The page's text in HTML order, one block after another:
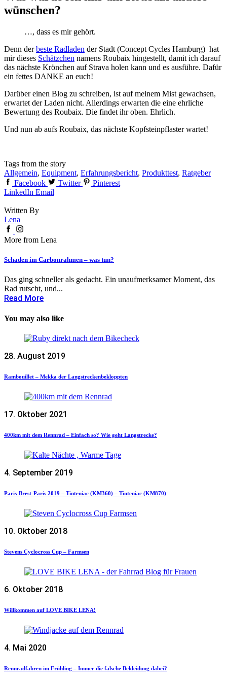
wünschen?
…, dass es mir gehört.
Denn derbeste Radladen der Stadt (Concept Cycles Hamburg) hat
mir dieses Schätzchen namens Roubaix hingestellt, damit ich darauf
das nächste Krönchen auf Strava holen kann und es ausführe. Dafür
ein fettes DANKE an euch!
Darüber einen Blog zu schreiben, ist auf meinem Mist gewachsen,
erwartet der Laden nicht. Allerdings erwarten die eine ehrliche
Bewertung des Roubaix. Die findet ihr oben. Ehrlich.
Und nun ab aufs Roubaix, das nächste Kopfsteinpflaster wartet!
Tags from the story
Allgemein, Equipment, Erfahrungsbericht, Produkttest, Ratgeber
Facebook
Twitter
Pinterest
LinkedIn Email
Written By
Lena
More from Lena
Schaden im Carbonrahmen – was tun?
Das ging schneller als gedacht. Ein unaufmerksamer Moment, das
Rad rutscht, und...
Read More
You may also like
28. August 2019
Rambouillet – Mekka der Langstreckenbekloppten
17. Oktober 2021
400km mit dem Rennrad – Einfach so? Wie geht Langstrecke?
4. September 2019
Paris-Brest-Paris 2019 – Tinteniac (KM360) – Tinteniac (KM870)
10. Oktober 2018
Stevens Cyclocross Cup – Farmsen
6. Oktober 2018
Willkommen auf LOVE BIKE LENA!
4. Mai 2020
Rennradfahren im Frühling – Immer die falsche Bekleidung dabei?